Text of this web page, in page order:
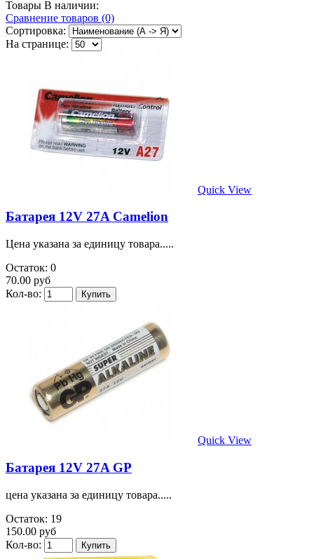
Товары В наличии:
Сравнение товаров (0)
Сортировка:
На странице:
Quick View
Батарея 12V 27A Camelion
Цена указана за единицу товара.....
Остаток: 0
70.00 руб
Кол-во:
Quick View
Батарея 12V 27A GP
цена указана за единицу товара.....
Остаток: 19
150.00 руб
Кол-во: